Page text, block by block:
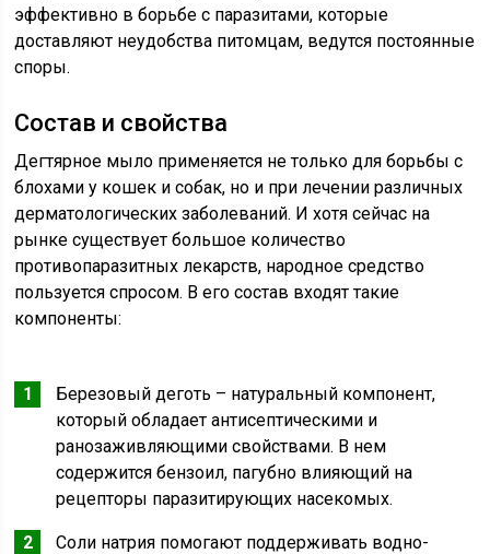
эффективно в борьбе с паразитами, которые
доставляют неудобства питомцам, ведутся постоянные
споры.
Состав и свойства
Дегтярное мыло применяется не только для борьбы с
блохами у кошек и собак, но и при лечении различных
дерматологических заболеваний. И хотя сейчас на
рынке существует большое количество
противопаразитных лекарств, народное средство
пользуется спросом. В его состав входят такие
компоненты:
Березовый деготь – натуральный компонент,
который обладает антисептическими и
ранозаживляющими свойствами. В нем
содержится бензоил, пагубно влияющий на
рецепторы паразитирующих насекомых.
Соли натрия помогают поддерживать водно-